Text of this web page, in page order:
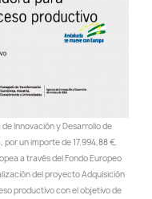
Innovación y Desarrollo de
un importe de 17.994,88 €,
a través del Fondo Europeo
del proyecto Adquisición
productivo con el objetivo de